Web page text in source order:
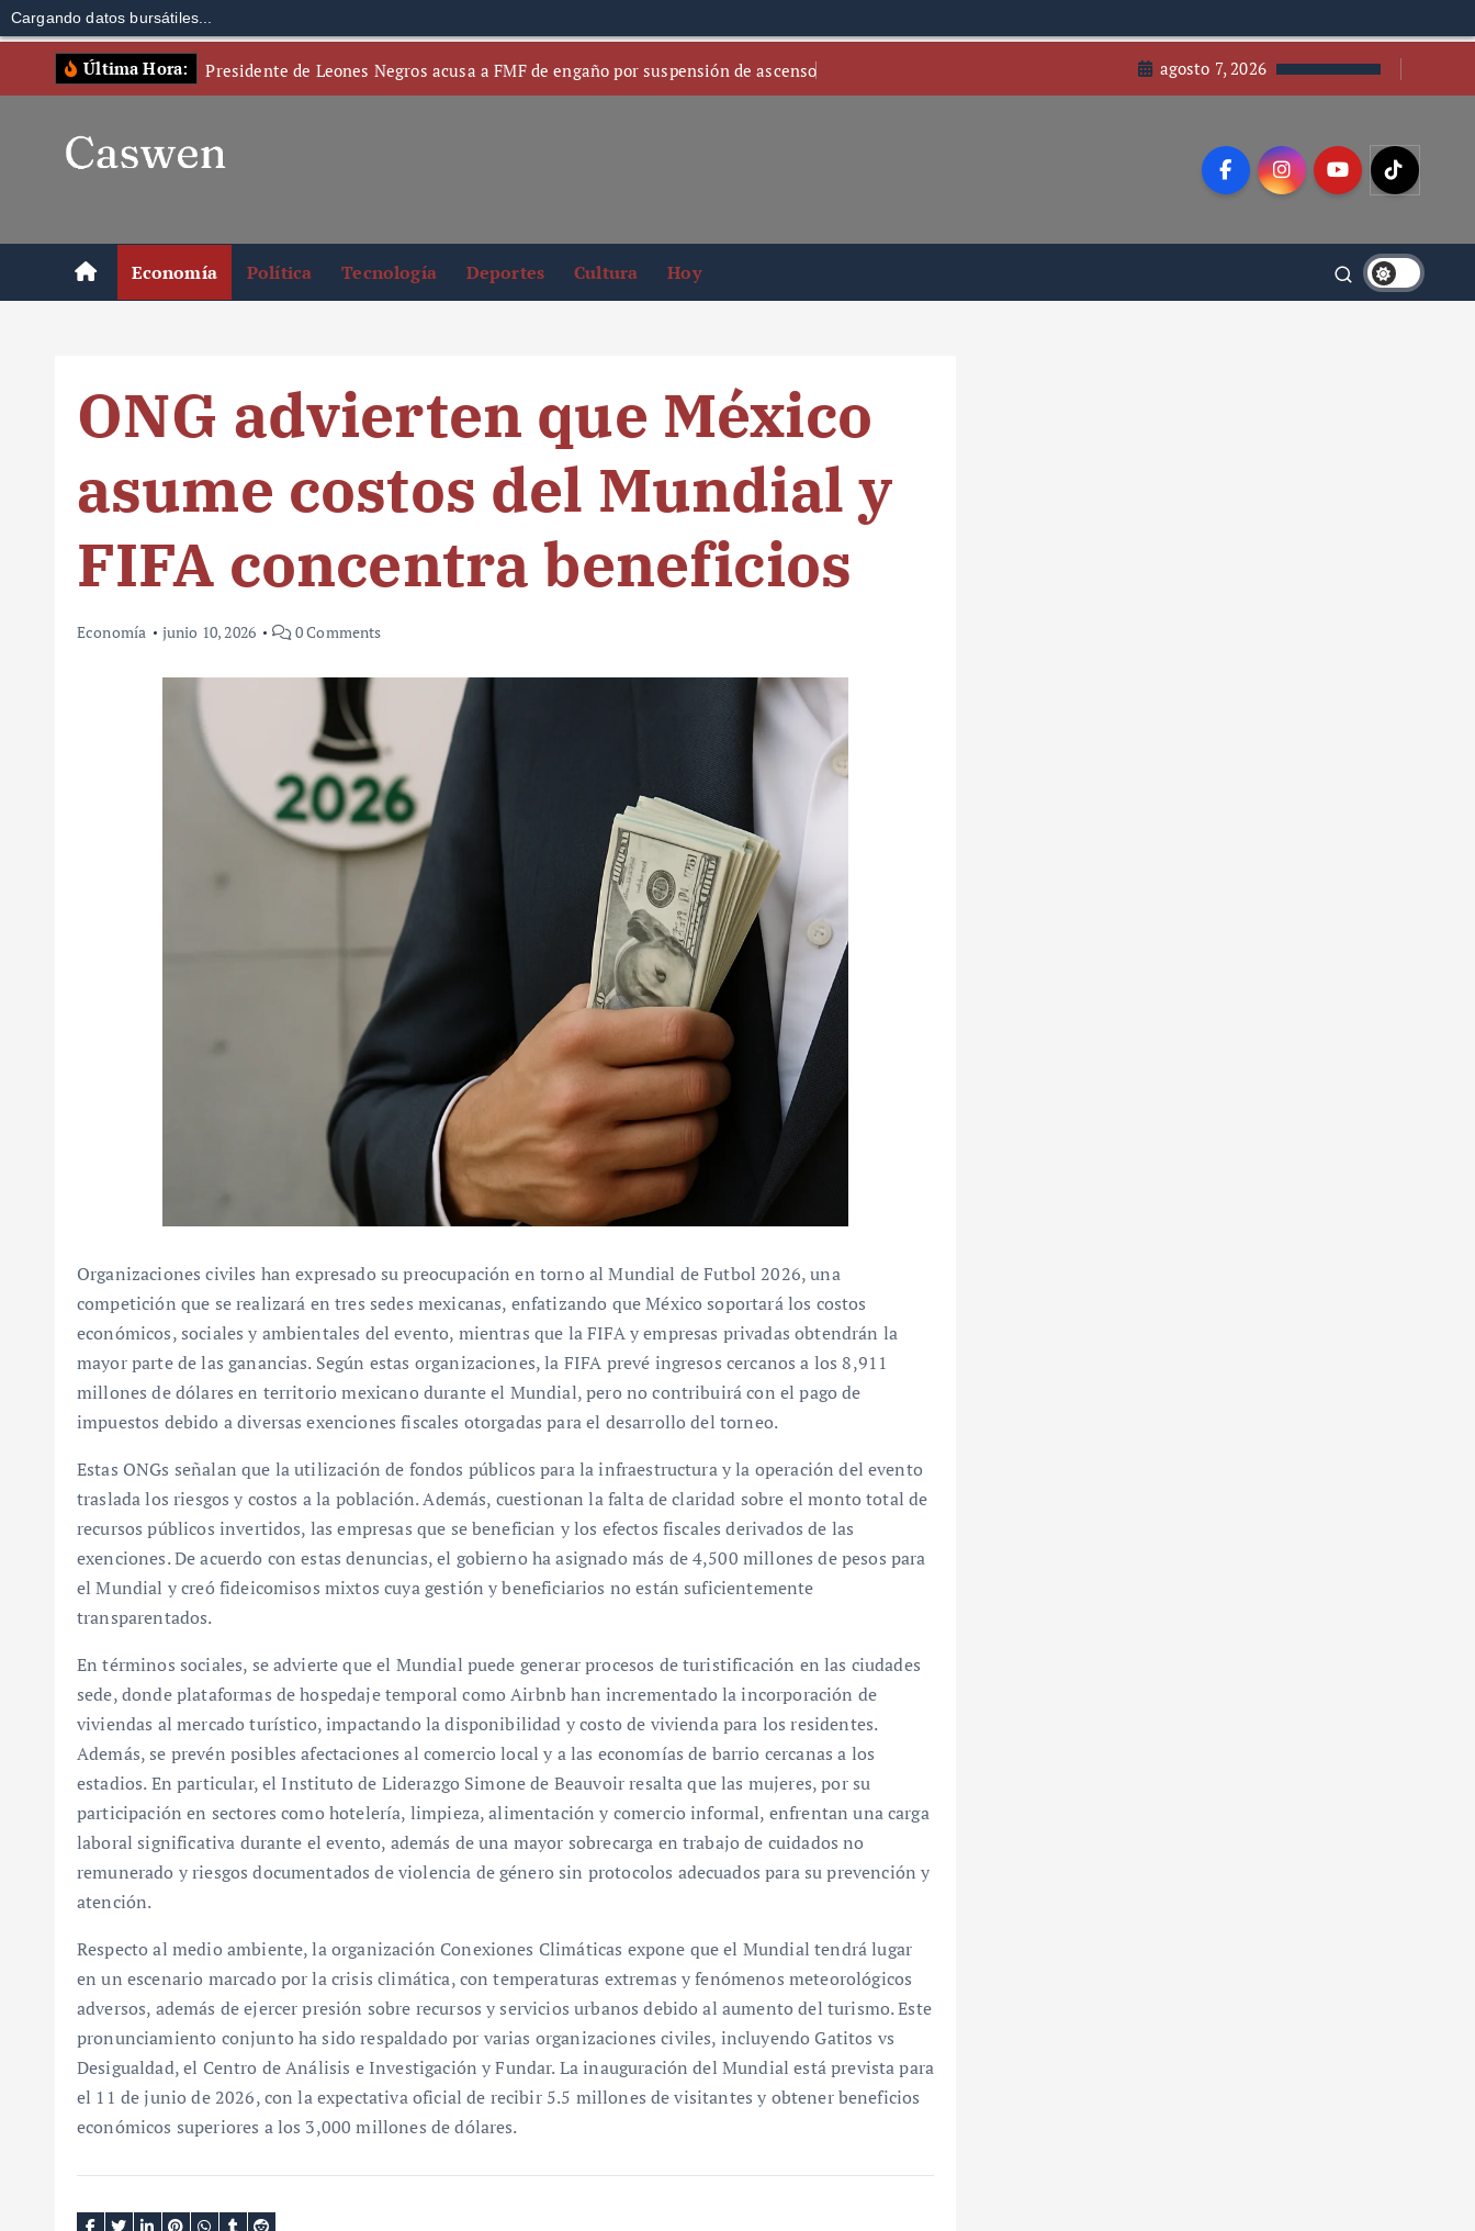
Cargando datos bursátiles...
Última Hora: Presidente de Leones Negros acusa a FMF de engaño por suspensión de ascenso agosto 7, 2026
Economía Política Tecnología Deportes Cultura Hoy
ONG advierten que México
asume costos del Mundial y
FIFA concentra beneficios
Economía junio 10, 2026 0 Comments
Organizaciones civiles han expresado su preocupación en torno al Mundial de Futbol 2026, una
competición que se realizará en tres sedes mexicanas, enfatizando que México soportará los costos
económicos, sociales y ambientales del evento, mientras que la FIFA y empresas privadas obtendrán la
mayor parte de las ganancias. Según estas organizaciones, la FIFA prevé ingresos cercanos a los 8,911
millones de dólares en territorio mexicano durante el Mundial, pero no contribuirá con el pago de
impuestos debido a diversas exenciones fiscales otorgadas para el desarrollo del torneo.
Estas ONGs señalan que la utilización de fondos públicos para la infraestructura y la operación del evento
traslada los riesgos y costos a la población. Además, cuestionan la falta de claridad sobre el monto total de
recursos públicos invertidos, las empresas que se benefician y los efectos fiscales derivados de las
exenciones. De acuerdo con estas denuncias, el gobierno ha asignado más de 4,500 millones de pesos para
el Mundial y creó fideicomisos mixtos cuya gestión y beneficiarios no están suficientemente
transparentados.
En términos sociales, se advierte que el Mundial puede generar procesos de turistificación en las ciudades
sede, donde plataformas de hospedaje temporal como Airbnb han incrementado la incorporación de
viviendas al mercado turístico, impactando la disponibilidad y costo de vivienda para los residentes.
Además, se prevén posibles afectaciones al comercio local y a las economías de barrio cercanas a los
estadios. En particular, el Instituto de Liderazgo Simone de Beauvoir resalta que las mujeres, por su
participación en sectores como hotelería, limpieza, alimentación y comercio informal, enfrentan una carga
laboral significativa durante el evento, además de una mayor sobrecarga en trabajo de cuidados no
remunerado y riesgos documentados de violencia de género sin protocolos adecuados para su prevención y
atención.
Respecto al medio ambiente, la organización Conexiones Climáticas expone que el Mundial tendrá lugar
en un escenario marcado por la crisis climática, con temperaturas extremas y fenómenos meteorológicos
adversos, además de ejercer presión sobre recursos y servicios urbanos debido al aumento del turismo. Este
pronunciamiento conjunto ha sido respaldado por varias organizaciones civiles, incluyendo Gatitos vs
Desigualdad, el Centro de Análisis e Investigación y Fundar. La inauguración del Mundial está prevista para
el 11 de junio de 2026, con la expectativa oficial de recibir 5.5 millones de visitantes y obtener beneficios
económicos superiores a los 3,000 millones de dólares.